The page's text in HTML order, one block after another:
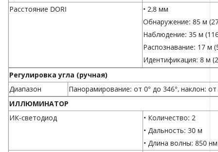
Расстояние DORI
• 2,8 мм
Обнаружение: 85 м
Наблюдение: 35 м
Распознавание: 17 м
Идентификация: 8 м
Регулировка угла (ручная)
Диапазон
Панорамирование: от 0° до 346°, наклон:
ИЛЛЮМИНАТОР
ИК-светодиод
• Количество: 2
• Дальность: 30 м
• Длина волны: 850 нм